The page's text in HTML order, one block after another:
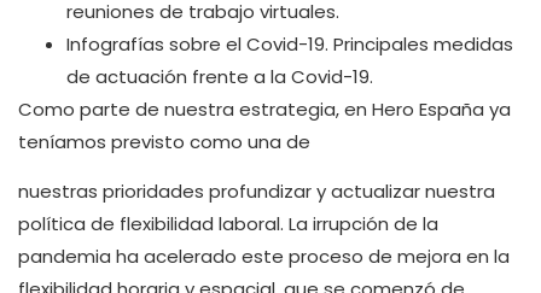
reuniones de trabajo virtuales.
Infografías sobre el Covid-19. Principales medidas
de actuación frente a la Covid-19.
Como parte de nuestra estrategia, en Hero España ya
teníamos previsto como una de
nuestras prioridades profundizar y actualizar nuestra
política de flexibilidad laboral. La irrupción de la
pandemia ha acelerado este proceso de mejora en la